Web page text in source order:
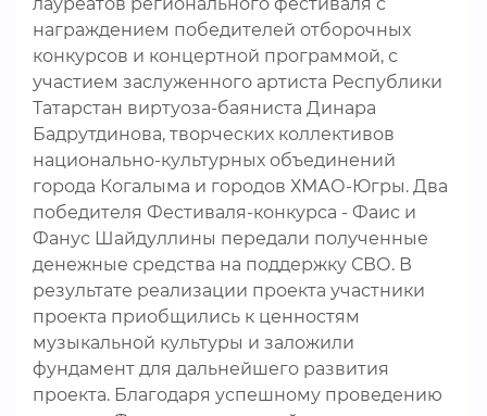
награждением победителей отборочных
конкурсов и концертной программой, с
участием заслуженного артиста Республики
Татарстан виртуоза-баяниста Динара
Бадрутдинова, творческих коллективов
национально-культурных объединений
города Когалыма и городов ХМАО-Югры. Два
победителя Фестиваля-конкурса - Фаис и
Фанус Шайдуллины передали полученные
денежные средства на поддержку СВО. В
результате реализации проекта участники
проекта приобщились к ценностям
музыкальной культуры и заложили
фундамент для дальнейшего развития
проекта. Благодаря успешному проведению